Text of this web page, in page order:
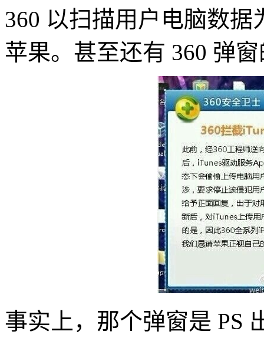
360 以扫描用户电脑数据
苹果。甚至还有 360 弹
事实上，那个弹窗是 PS